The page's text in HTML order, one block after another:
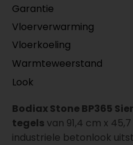
Garantie
Vloerverwarming
Vloerkoeling
Warmteweerstand
Look
Bodiax Stone BP365
tegels van 91,4 cm x
industriele betonlook